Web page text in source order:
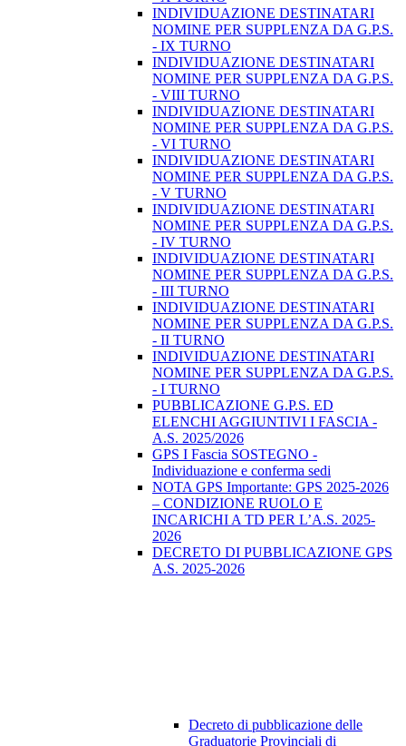
INDIVIDUAZIONE DESTINATARI
NOMINE PER SUPPLENZA DA G.P.S.
- IX TURNO
INDIVIDUAZIONE DESTINATARI
NOMINE PER SUPPLENZA DA G.P.S.
- VIII TURNO
INDIVIDUAZIONE DESTINATARI
NOMINE PER SUPPLENZA DA G.P.S.
- VI TURNO
INDIVIDUAZIONE DESTINATARI
NOMINE PER SUPPLENZA DA G.P.S.
- V TURNO
INDIVIDUAZIONE DESTINATARI
NOMINE PER SUPPLENZA DA G.P.S.
- IV TURNO
INDIVIDUAZIONE DESTINATARI
NOMINE PER SUPPLENZA DA G.P.S.
- III TURNO
INDIVIDUAZIONE DESTINATARI
NOMINE PER SUPPLENZA DA G.P.S.
- II TURNO
INDIVIDUAZIONE DESTINATARI
NOMINE PER SUPPLENZA DA G.P.S.
- I TURNO
PUBBLICAZIONE G.P.S. ED
ELENCHI AGGIUNTIVI I FASCIA -
A.S. 2025/2026
GPS I Fascia SOSTEGNO -
Individuazione e conferma sedi
NOTA GPS Importante: GPS 2025-2026
– CONDIZIONE RUOLO E
INCARICHI A TD PER L’A.S. 2025-
2026
DECRETO DI PUBBLICAZIONE GPS
A.S. 2025-2026
Decreto di pubblicazione delle
Graduatorie Provinciali di